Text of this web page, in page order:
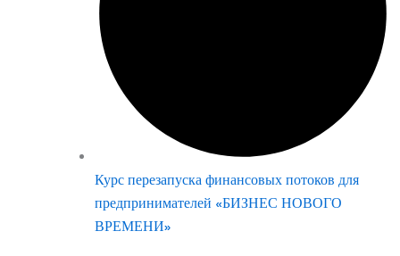
Курс перезапуска финансовых потоков для
предпринимателей «БИЗНЕС НОВОГО
ВРЕМЕНИ»